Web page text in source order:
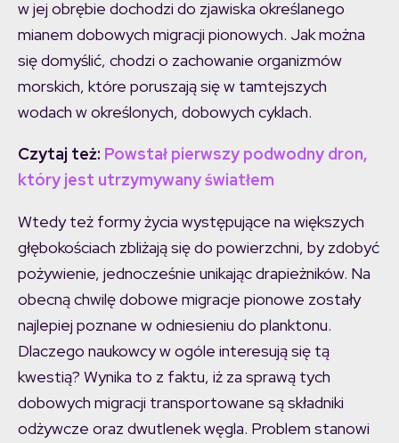
w jej obrębie dochodzi do zjawiska określanego
mianem dobowych migracji pionowych. Jak można
się domyślić, chodzi o zachowanie organizmów
morskich, które poruszają się w tamtejszych
wodach w określonych, dobowych cyklach.
Czytaj też: Powstał pierwszy podwodny dron,
który jest utrzymywany światłem
Wtedy też formy życia występujące na większych
głębokościach zbliżają się do powierzchni, by zdobyć
pożywienie, jednocześnie unikając drapieżników. Na
obecną chwilę dobowe migracje pionowe zostały
najlepiej poznane w odniesieniu do planktonu.
Dlaczego naukowcy w ogóle interesują się tą
kwestią? Wynika to z faktu, iż za sprawą tych
dobowych migracji transportowane są składniki
odżywcze oraz dwutlenek węgla. Problem stanowi